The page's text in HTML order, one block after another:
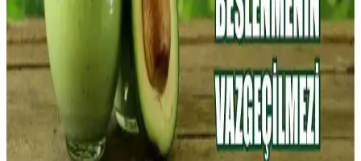
Potasyum, kalp ve kas sağlığı için önemli mineraldir. Bu rehberde
potasyumun faydaları ve en zengin kaynaklarını keşfedin.
Yüksek Potasyum İçeren Besinler ve Sağlığa
Faydaları Analizi
Potasyum, kas ve sinir fonksiyonları için önemli olan temel
mineraldir. Muz, patates, ıspanak ve kuru meyveler yüksek
potasyum içerir ve kalp sağlığını korur, dengeli beslenmenin
vazgeçilmezlerindendir.